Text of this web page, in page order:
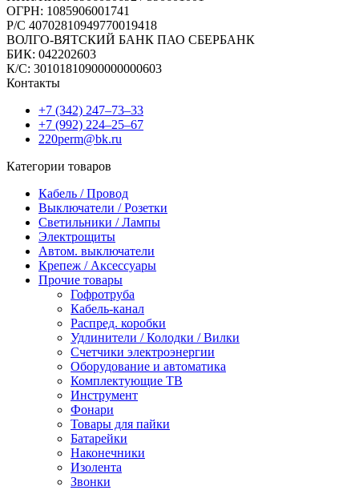
ОГРН: 1085906001741
Р/C 40702810949770019418
ВОЛГО-ВЯТСКИЙ БАНК ПАО СБЕРБАНК
БИК: 042202603
К/С: 30101810900000000603
Контакты
+7 (342) 247‒73‒33
+7 (992) 224‒25‒67
220perm@bk.ru
Категории товаров
Кабель / Провод
Выключатели / Розетки
Светильники / Лампы
Электрощиты
Автом. выключатели
Крепеж / Аксессуары
Прочие товары
Гофротруба
Кабель-канал
Распред. коробки
Удлинители / Колодки / Вилки
Счетчики электроэнергии
Оборудование и автоматика
Комплектующие ТВ
Инструмент
Фонари
Товары для пайки
Батарейки
Наконечники
Изолента
Звонки